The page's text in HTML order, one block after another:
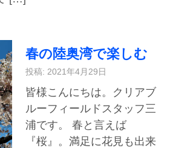
春の陸奥湾で楽しむ
投稿: 2021年4月29日
皆様こんにちは。クリアブ
ルーフィールドスタッフ三
浦です。 春と言えば
『桜』。満足に花見も出来